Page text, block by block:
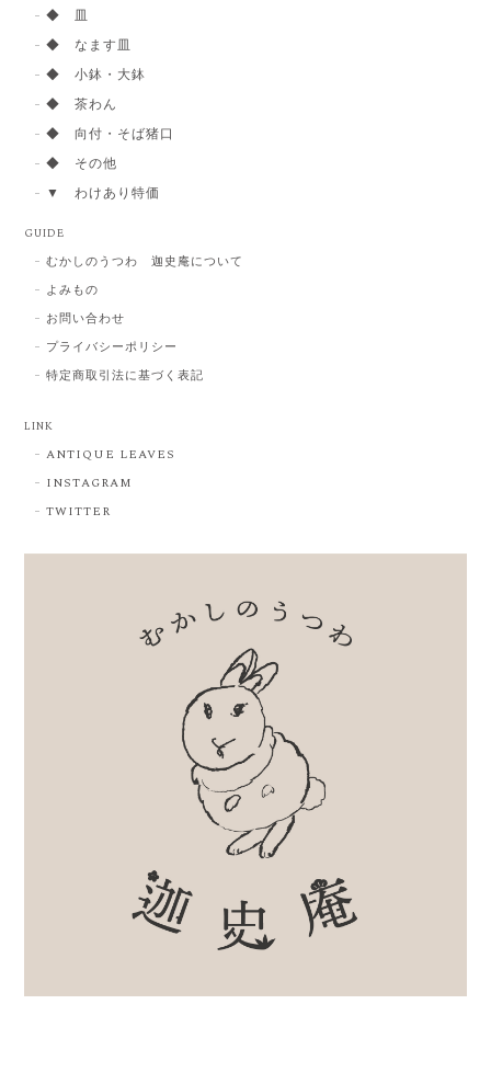
◆ 皿
◆ なます皿
◆ 小鉢・大鉢
◆ 茶わん
◆ 向付・そば猪口
◆ その他
▼ わけあり特価
GUIDE
むかしのうつわ 迦史庵について
よみもの
お問い合わせ
プライバシーポリシー
特定商取引法に基づく表記
LINK
ANTIQUE LEAVES
INSTAGRAM
TWITTER